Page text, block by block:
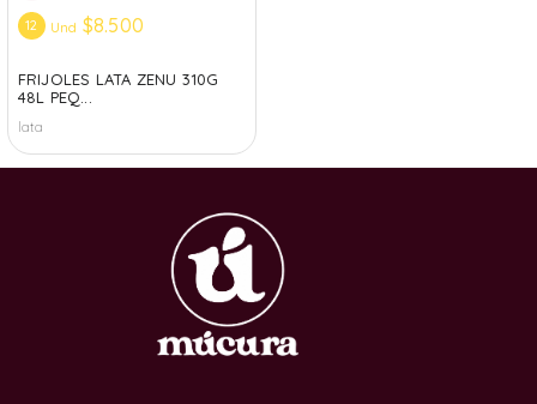
12 Und $8.500
FRIJOLES LATA ZENU 310G
48L PEQ...
lata